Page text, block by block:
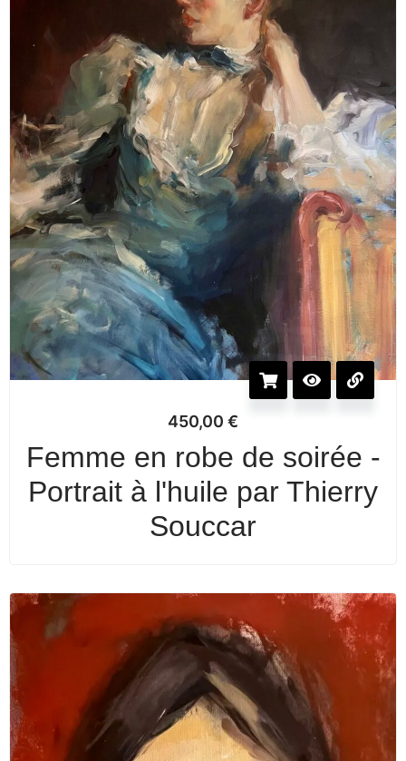
450,00 €
Femme en robe de soirée -
Portrait à l'huile par Thierry
Souccar